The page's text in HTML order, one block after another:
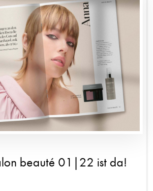
beauté 01|22 ist da!